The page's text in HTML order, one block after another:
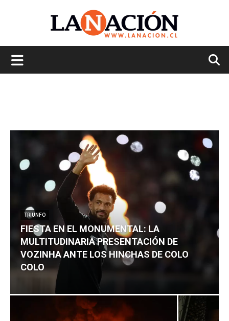
TRIUNFO
FIESTA EN EL MONUMENTAL: LA
MULTITUDINARIA PRESENTACIÓN DE
VOZINHA ANTE LOS HINCHAS DE COLO
COLO